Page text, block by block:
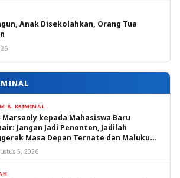
Anak Disekolahkan, Orang Tua
& KRIMINAL
Marsaoly kepada Mahasiswa Baru
Jangan Jadi Penonton, Jadilah
Masa Depan Ternate dan Maluku
5, 2026